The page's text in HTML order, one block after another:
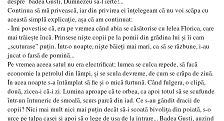
Continua să mă privească, iar din privirea ei înțelegeam că nu voi scăpa cu
această simplă explicație, așa că am continuat:
- Îmi povestise că, era pe vremea când abia se căsătorise cu lelea Florica, care
mai trăiește încă. Prinsese niște copii pe la pomii din grădina lui și îi cam
„scuturase” puțin. Într-o noapte, niște băieți mai mari, ca să se răzbune, i-au
jucat o farsă de pomină...
Pe vremea aceea satul nu era electrificat; lumea se culca repede, să facă
economie la petrolul din lămpi, și se scula devreme, de cum se crăpa de ziuă.
În acea noapte s-a întâmplat să fie și o mică furtună. Când fulgera, o clipă,
două, zicea-i că-i zi. Lumina aproape că te orbea, ca apoi totul să se scufunde
într-un întuneric de smoală, scurs parcă din iad. Ce s-au gândit dracii de
copii? Nici mai mult nici mai puțin decât să-i scoată bivolița din poiată, s-o
urce pe talpa casei și apoi să o lege de ușa de la intrare... Badea Gusti, auzind